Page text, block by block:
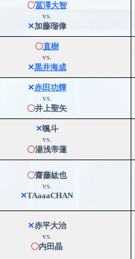
〇冨澤大智
vs.
✕加藤瑠偉
〇直樹
vs.
✕黒井海成
✕赤田功輝
vs.
〇井上聖矢
✕颯斗
vs.
〇湯浅帝蓮
〇齋藤紘也
vs.
✕TAaaaCHAN
✕赤平大治
vs.
〇内田晶